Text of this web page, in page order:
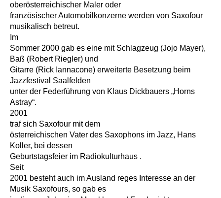
oberösterreichischer Maler oder
französischer Automobilkonzerne werden von Saxofour
musikalisch betreut.
Im
Sommer 2000 gab es eine mit Schlagzeug (Jojo Mayer),
Baß (Robert Riegler) und
Gitarre (Rick Iannacone) erweiterte Besetzung beim
Jazzfestival Saalfelden
unter der Federführung von Klaus Dickbauers „Horns
Astray“.
2001
traf sich Saxofour mit dem
österreichischen Vater des Saxophons im Jazz, Hans
Koller, bei dessen
Geburtstagsfeier im Radiokulturhaus .
Seit
2001 besteht auch im Ausland reges Interesse an der
Musik Saxofours, so gab es